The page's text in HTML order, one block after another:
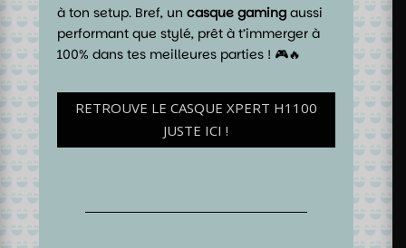
à ton setup. Bref, uncasque gaming aussi
performant que stylé, prêt à t’immerger à
100% dans tes meilleures parties ! 🎮🔥
RETROUVE LE CASQUE XPERT H1100
JUSTE ICI !